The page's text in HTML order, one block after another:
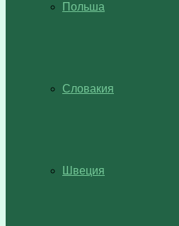
Польша
Словакия
Швеция